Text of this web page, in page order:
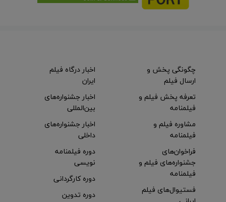
چگونگی پخش و
ارسال فیلم
تعرفه پخش فیلم و
فیلمنامه
مشاوره فیلم و
فیلمنامه
اخبار درگاه فیلم
ایران
اخبار جشنواره‌های
بین‌المللی
اخبار جشنواره‌های
داخلی
فراخوان‌های
جشنواره‌های فیلم و
فیلمنامه
فستیوال‌های فیلم
دوره فیلمنامه
نویسی
دوره کارگردانی
دوره تدوین